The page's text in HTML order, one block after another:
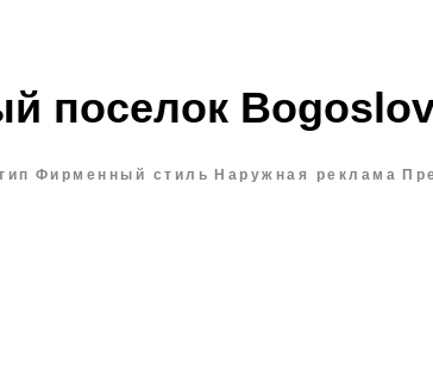
поселок
Фирменный стиль Наружная реклама